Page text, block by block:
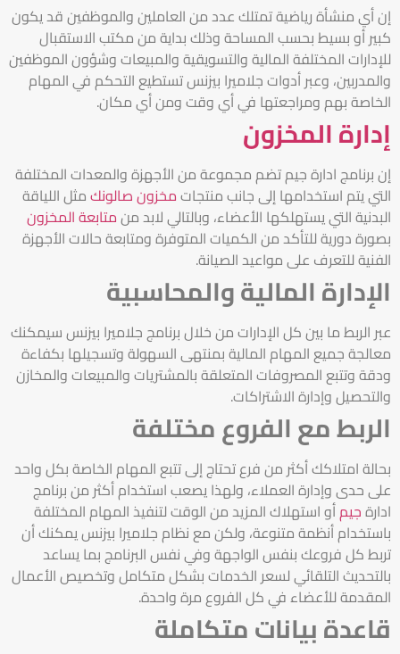
إن أي منشأة رياضية تمتلك عدد من العاملين والموظفين قد يكون
كبير أو بسيط بحسب المساحة وذلك بداية من مكتب الاستقبال
للإدارات المختلفة المالية والتسويقية والمبيعات وشؤون الموظفين
والمدربين، وعبر أدوات جلاميرا بيزنس تستطيع التحكم في المهام
الخاصة بهم ومراجعتها في أي وقت ومن أي مكان.
إدارة المخزون
إن برنامج ادارة جيم تضم مجموعة من الأجهزة والمعدات المختلفة
التي يتم استخدامها إلى جانب منتجاتمخزون صالونكمثل اللياقة
البدنية التي يستهلكها الأعضاء، وبالتالي لابد منمتابعة المخزون
بصورة دورية للتأكد من الكميات المتوفرة ومتابعة حالات الأجهزة
الفنية للتعرف على مواعيد الصيانة.
الإدارة المالية والمحاسبية
عبر الربط ما بين كل الإدارات من خلال برنامج جلاميرا بيزنس سيمكنك
معالجة جميع المهام المالية بمنتهى السهولة وتسجيلها بكفاءة
ودقة وتتبع المصروفات المتعلقة بالمشتريات والمبيعات والمخازن
والتحصيل وإدارة الاشتراكات.
الربط مع الفروع مختلفة
بحالة امتلاكك أكثر من فرع تحتاج إلى تتبع المهام الخاصة بكل واحد
على حدى وإدارة العملاء، ولهذا يصعب استخدام أكثر من برنامج
ادارةجيمأو استهلاك المزيد من الوقت لتنفيذ المهام المختلفة
باستخدام أنظمة متنوعة، ولكن مع نظام جلاميرا بيزنس يمكنك أن
تربط كل فروعك بنفس الواجهة وفي نفس البرنامج بما يساعد
بالتحديث التلقائي لسعر الخدمات بشكل متكامل وتخصيص الأعمال
المقدمة للأعضاء في كل الفروع مرة واحدة.
قاعدة بيانات متكاملة